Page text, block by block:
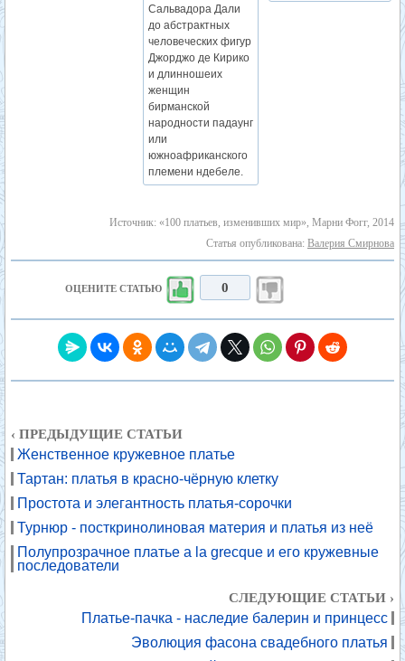
Сальвадора Дали
до абстрактных
человеческих фигур
Джорджо де Кирико
и длинношеих
женщин
бирманской
народности падаунг
или
южноафриканского
племени ндебеле.
Источник: «100 платьев, изменивших мир», Марни Фогг, 2014
Статья опубликована: Валерия Смирнова
ОЦЕНИТЕ СТАТЬЮ 0
‹ ПРЕДЫДУЩИЕ СТАТЬИ
Женственное кружевное платье
Тартан: платья в красно-чёрную клетку
Простота и элегантность платья-сорочки
Турнюр - посткринолиновая материя и платья из неё
Полупрозрачное платье a la grecque и его кружевные
последователи
СЛЕДУЮЩИЕ СТАТЬИ ›
Платье-пачка - наследие балерин и принцесс
Эволюция фасона свадебного платья